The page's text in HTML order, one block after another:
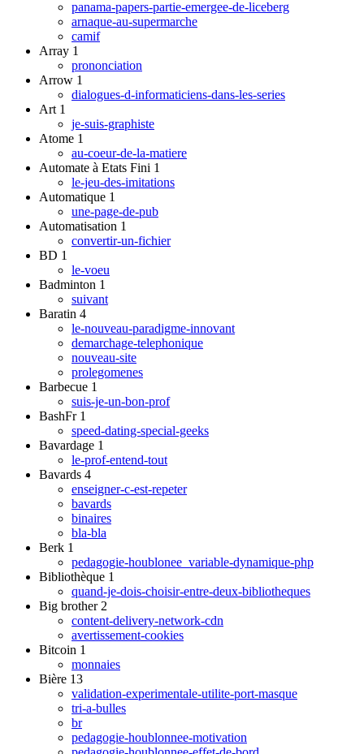
panama-papers-partie-emergee-de-liceberg
arnaque-au-supermarche
camif
Array 1
prononciation
Arrow 1
dialogues-d-informaticiens-dans-les-series
Art 1
je-suis-graphiste
Atome 1
au-coeur-de-la-matiere
Automate à Etats Fini 1
le-jeu-des-imitations
Automatique 1
une-page-de-pub
Automatisation 1
convertir-un-fichier
BD 1
le-voeu
Badminton 1
suivant
Baratin 4
le-nouveau-paradigme-innovant
demarchage-telephonique
nouveau-site
prolegomenes
Barbecue 1
suis-je-un-bon-prof
BashFr 1
speed-dating-special-geeks
Bavardage 1
le-prof-entend-tout
Bavards 4
enseigner-c-est-repeter
bavards
binaires
bla-bla
Berk 1
pedagogie-houblonee_variable-dynamique-php
Bibliothèque 1
quand-je-dois-choisir-entre-deux-bibliotheques
Big brother 2
content-delivery-network-cdn
avertissement-cookies
Bitcoin 1
monnaies
Bière 13
validation-experimentale-utilite-port-masque
tri-a-bulles
br
pedagogie-houblonnee-motivation